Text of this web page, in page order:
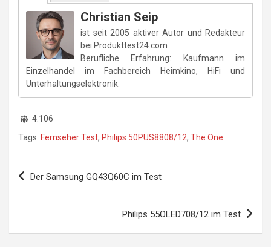
Christian Seip
ist seit 2005 aktiver Autor und Redakteur
bei Produkttest24.com
Berufliche Erfahrung: Kaufmann im
Einzelhandel im Fachbereich Heimkino, HiFi und
Unterhaltungselektronik.
4.106
Tags: Fernseher Test, Philips 50PUS8808/12, The One
Beitragsnavigation
Der Samsung GQ43Q60C im Test
Philips 55OLED708/12 im Test